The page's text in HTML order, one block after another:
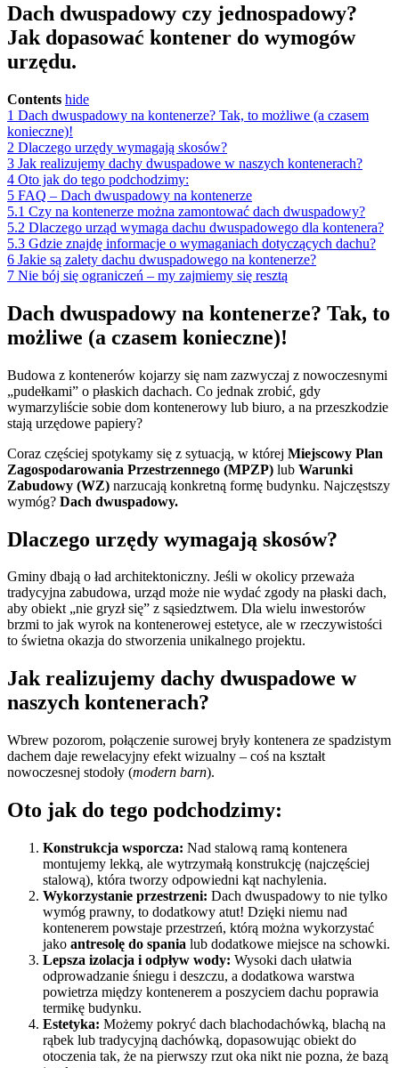
Dach dwuspadowy czy jednospadowy?
Jak dopasować kontener do wymogów
urzędu.
Contents hide
1 Dach dwuspadowy na kontenerze? Tak, to możliwe (a czasem
konieczne)!
2 Dlaczego urzędy wymagają skosów?
3 Jak realizujemy dachy dwuspadowe w naszych kontenerach?
4 Oto jak do tego podchodzimy:
5 FAQ – Dach dwuspadowy na kontenerze
5.1 Czy na kontenerze można zamontować dach dwuspadowy?
5.2 Dlaczego urząd wymaga dachu dwuspadowego dla kontenera?
5.3 Gdzie znajdę informacje o wymaganiach dotyczących dachu?
6 Jakie są zalety dachu dwuspadowego na kontenerze?
7 Nie bój się ograniczeń – my zajmiemy się resztą
Dach dwuspadowy na kontenerze? Tak, to
możliwe (a czasem konieczne)!
Budowa z kontenerów kojarzy się nam zazwyczaj z nowoczesnymi
„pudełkami” o płaskich dachach. Co jednak zrobić, gdy
wymarzyliście sobie dom kontenerowy lub biuro, a na przeszkodzie
stają urzędowe papiery?
Coraz częściej spotykamy się z sytuacją, w której Miejscowy Plan
Zagospodarowania Przestrzennego (MPZP) lub Warunki
Zabudowy (WZ) narzucają konkretną formę budynku. Najczęstszy
wymóg? Dach dwuspadowy.
Dlaczego urzędy wymagają skosów?
Gminy dbają o ład architektoniczny. Jeśli w okolicy przeważa
tradycyjna zabudowa, urząd może nie wydać zgody na płaski dach,
aby obiekt „nie gryzł się” z sąsiedztwem. Dla wielu inwestorów
brzmi to jak wyrok na kontenerowej estetyce, ale w rzeczywistości
to świetna okazja do stworzenia unikalnego projektu.
Jak realizujemy dachy dwuspadowe w
naszych kontenerach?
Wbrew pozorom, połączenie surowej bryły kontenera ze spadzistym
dachem daje rewelacyjny efekt wizualny – coś na kształt
nowoczesnej stodoły (modern barn).
Oto jak do tego podchodzimy:
Konstrukcja wsporcza: Nad stalową ramą kontenera
montujemy lekką, ale wytrzymałą konstrukcję (najczęściej
stalową), która tworzy odpowiedni kąt nachylenia.
Wykorzystanie przestrzeni: Dach dwuspadowy to nie tylko
wymóg prawny, to dodatkowy atut! Dzięki niemu nad
kontenerem powstaje przestrzeń, którą można wykorzystać
jako antresolę do spania lub dodatkowe miejsce na schowki.
Lepsza izolacja i odpływ wody: Wysoki dach ułatwia
odprowadzanie śniegu i deszczu, a dodatkowa warstwa
powietrza między kontenerem a poszyciem dachu poprawia
termikę budynku.
Estetyka: Możemy pokryć dach blachodachówką, blachą na
rąbek lub tradycyjną dachówką, dopasowując obiekt do
otoczenia tak, że na pierwszy rzut oka nikt nie pozna, że bazą